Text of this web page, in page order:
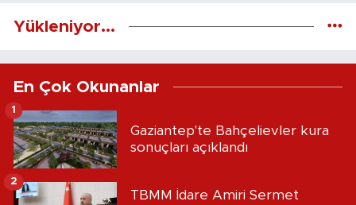
Yükleniyor...
En Çok Okunanlar
Gaziantep'te Bahçelievler kura
sonuçları açıklandı
1
TBMM İdare Amiri Sermet
2